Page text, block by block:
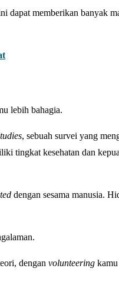
dapat memberikan banyak
lebih bahagia.
, sebuah survei yang
tingkat kesehatan dan
dengan sesama manusia.
dengan volunteering